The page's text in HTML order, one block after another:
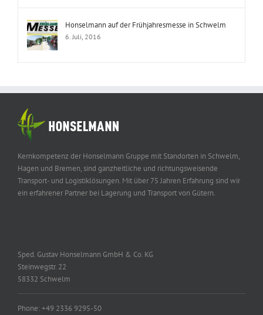
Honselmann auf der Frühjahresmesse in Schwelm
6. Juli, 2016
Kernkompetenz der Honselmann Gruppe mit Standorten in Schwelm,
Hagen und Bremen, sind ganzheitliche und richtungsweisende
Transport- und Logistiklösungen. Mit über 75 Jahren Erfahrung sind wir
ein erfahrener Partner bei Lagerung und Transport von Gütern.
Sped. Gustav Honselmann GmbH & Co. KG
Steinwegstr. 22
58332 Schwelm
Phone: +49 2336 9295-50